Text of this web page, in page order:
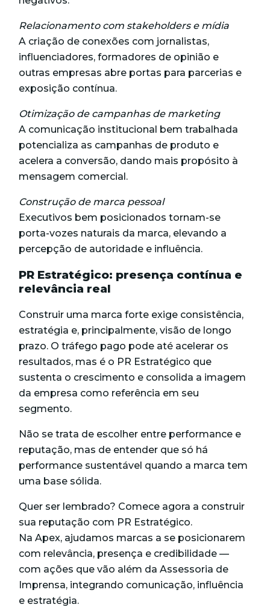
Relacionamento com stakeholders e mídia
A criação de conexões com jornalistas,
influenciadores, formadores de opinião e
outras empresas abre portas para parcerias e
exposição contínua.
Otimização de campanhas de marketing
A comunicação institucional bem trabalhada
potencializa as campanhas de produto e
acelera a conversão, dando mais propósito à
mensagem comercial.
Construção de marca pessoal
Executivos bem posicionados tornam-se
porta-vozes naturais da marca, elevando a
percepção de autoridade e influência.
PR Estratégico: presença contínua e
relevância real
Construir uma marca forte exige consistência,
estratégia e, principalmente, visão de longo
prazo. O tráfego pago pode até acelerar os
resultados, mas é o PR Estratégico que
sustenta o crescimento e consolida a imagem
da empresa como referência em seu
segmento.
Não se trata de escolher entre performance e
reputação, mas de entender que só há
performance sustentável quando a marca tem
uma base sólida.
Quer ser lembrado? Comece agora a construir
sua reputação com PR Estratégico.
Na Apex, ajudamos marcas a se posicionarem
com relevância, presença e credibilidade —
com ações que vão além da Assessoria de
Imprensa, integrando comunicação, influência
e estratégia.